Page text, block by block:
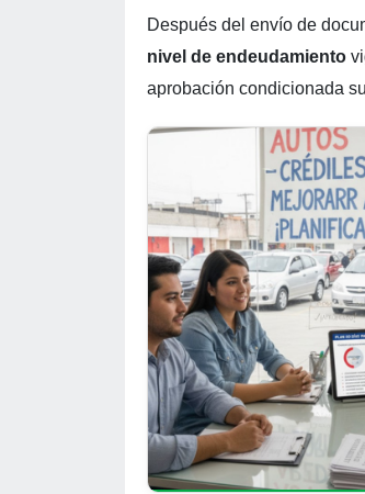
Después del envío de
nivel de endeudamiento
aprobación condicionada